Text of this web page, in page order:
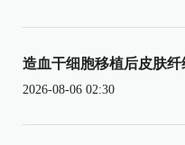
造血干细胞移植后皮肤
2026-08-06 02:30